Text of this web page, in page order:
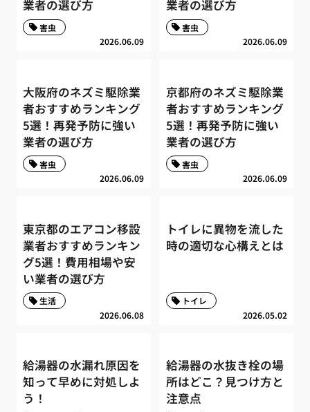
業者の選び方
2026.06.09
害虫
業者の選び方
2026.06.09
害虫
大阪府のネズミ駆除業
者おすすめランキング
5選！再発予防に強い
業者の選び方
2026.06.09
害虫
京都府のネズミ駆除業
者おすすめランキング
5選！再発予防に強い
業者の選び方
2026.06.09
害虫
東京都のエアコン移設
業者おすすめランキン
グ5選！費用相場や安
い業者の選び方
2026.06.08
生活
トイレに異物を流した
時の適切な心構えとは
2026.05.02
トイレ
給湯器の水漏れ原因を
知って早めに対処しよ
う！
給湯器の水抜き栓の場
所はどこ？見つけ方と
注意点